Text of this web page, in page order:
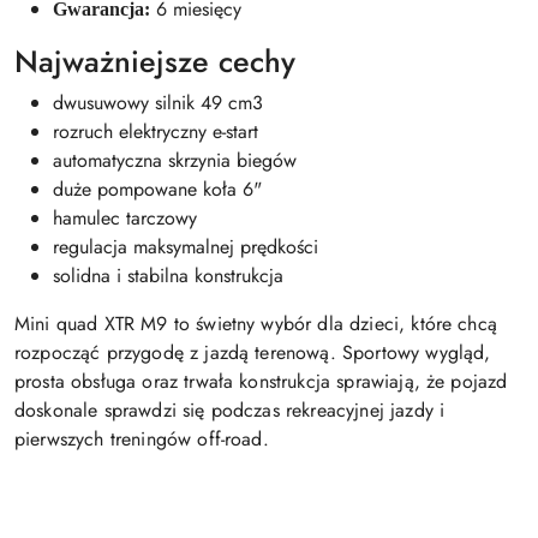
Gwarancja: 6 miesięcy
Najważniejsze cechy
dwusuwowy silnik 49 cm3
rozruch elektryczny e-start
automatyczna skrzynia biegów
duże pompowane koła 6"
hamulec tarczowy
regulacja maksymalnej prędkości
solidna i stabilna konstrukcja
Mini quad XTR M9 to świetny wybór dla dzieci, które chcą
rozpocząć przygodę z jazdą terenową. Sportowy wygląd,
prosta obsługa oraz trwała konstrukcja sprawiają, że pojazd
doskonale sprawdzi się podczas rekreacyjnej jazdy i
pierwszych treningów off-road.